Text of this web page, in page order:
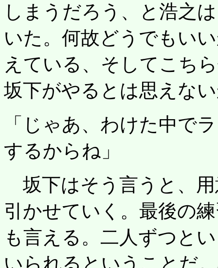
しまうだろう、と浩之
いた。何故どうでもい
えている、そしてこち
坂下がやるとは思えな
「じゃあ、わけた中で
するからね」
坂下はそう言うと、
引かせていく。最後の
も言える。二人ずつと
いられるということだ